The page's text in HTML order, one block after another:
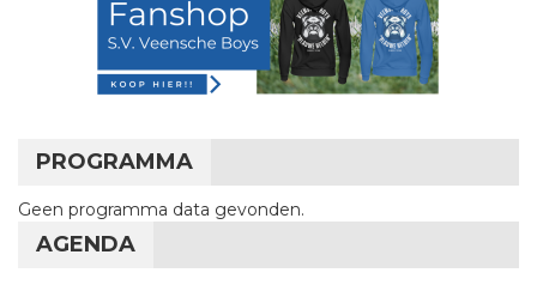
PROGRAMMA
Geen programma data gevonden.
AGENDA